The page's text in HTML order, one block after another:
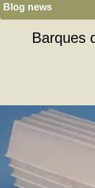
Blog news
Barques